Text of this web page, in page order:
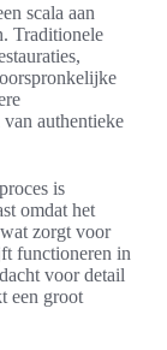
scala aan
Traditionele
authentieke
is
omdat het
zorgt voor
functioneren in
voor detail
een groot